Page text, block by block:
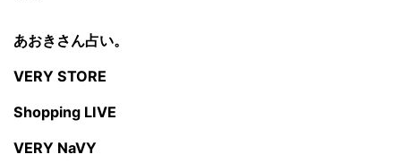
あおきさん占い。
VERY STORE
Shopping LIVE
VERY NaVY